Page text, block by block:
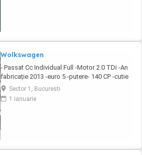
Wolkswagen
- Passat Cc Individual Full -Motor 2.0 TDi -An
fabricație 2013 -euro 5 -putere- 140 CP -cutie
manuală -DPF Activ -km 342000 100% Reali!
(Ofer seria) Dotării: - Auto hold - Senzori
parcare fata spate cu afisaj - Camera
Sector 1, Bucuresti
1 ianuarie